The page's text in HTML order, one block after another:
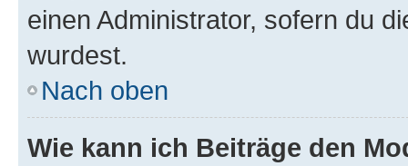
einen Administrator, sofern du
wurdest.
Nach oben
Wie kann ich Beiträge den